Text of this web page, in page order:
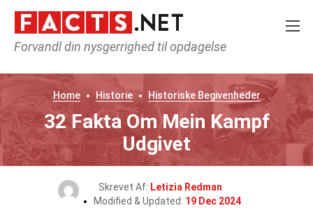
Forvandl din nysgerrighed til opdagelse
Home Historie Historiske Begivenheder
32 Fakta Om Mein Kampf
Udgivet
Skrevet Af: Letizia Redman
Modified & Updated: 19 Dec 2024